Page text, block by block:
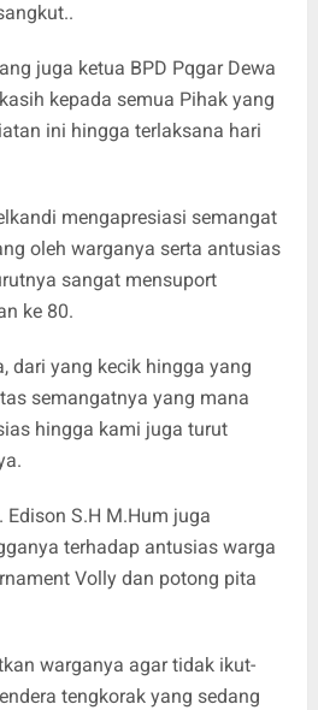
juga ketua BPD Pqgar Dewa
kepada semua Pihak yang
ini hingga terlaksana hari
mengapresiasi semangat
oleh warganya serta antusias
sangat mensuport
ke 80.
dari yang kecik hingga yang
semangatnya yang mana
hingga kami juga turut
Edison S.H M.Hum juga
terhadap antusias warga
Volly dan potong pita
warganya agar tidak ikut-
tengkorak yang sedang